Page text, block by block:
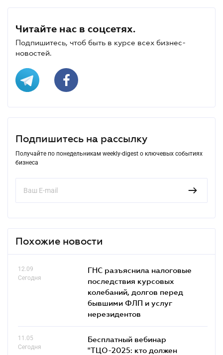
Читайте нас в соцсетях.
Подпишитесь, чтоб быть в курсе всех бизнес-
новостей.
Подпишитесь на рассылку
Получайте по понедельникам weekly-digest о ключевых событиях
бизнеса
Похожие новости
12.09
Сегодня
ГНС разъяснила налоговые
последствия курсовых
колебаний, долгов перед
бывшими ФЛП и услуг
нерезидентов
11.05
Сегодня
Бесплатный вебинар
"ТЦО-2025: кто должен